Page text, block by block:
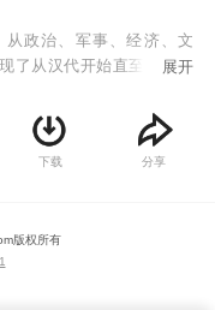
政治、军事、经济、文
了从汉代开始直至今天，
进程中所发挥的独特作
家经略”是贯穿全篇的主
展开
下载 分享
版权所有